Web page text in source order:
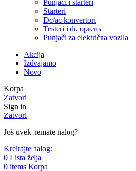
Punjači i starteri
Starteri
Dc/ac konvertori
Testeri i dr. oprema
Punjači za električna vozila
Akcija
Izdvajamo
Novo
Korpa
Zatvori
Sign in
Zatvori
Još uvek nemate nalog?
Kreirajte nalog:
0 Lista želja
0 items Korpa